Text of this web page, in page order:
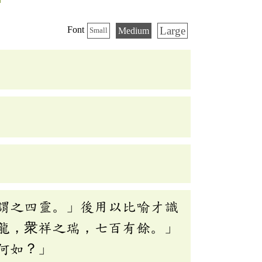
Font Small Medium Large
之四靈。」後用以比喻才識
衆祥之瑞，七百有餘。」
？」